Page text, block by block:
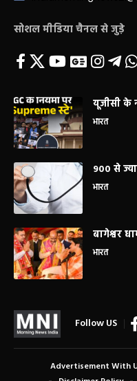
सोशल मीडिया चैनल से जुड़े
यूजीसी के
भारत
900 से
भारत
बागेश्वर
भारत
Follow US
Advertisement With